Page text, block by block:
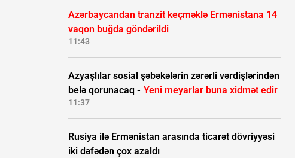
Azərbaycandan tranzit keçməklə Ermənistana 14
vaqon buğda göndərildi
11:43
Azyaşlılar sosial şəbəkələrin zərərli vərdişlərindən
belə qorunacaq - Yeni meyarlar buna xidmət edir
11:37
Rusiya ilə Ermənistan arasında ticarət dövriyyəsi
iki dəfədən çox azaldı